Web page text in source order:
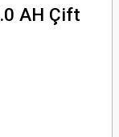
AH Çift